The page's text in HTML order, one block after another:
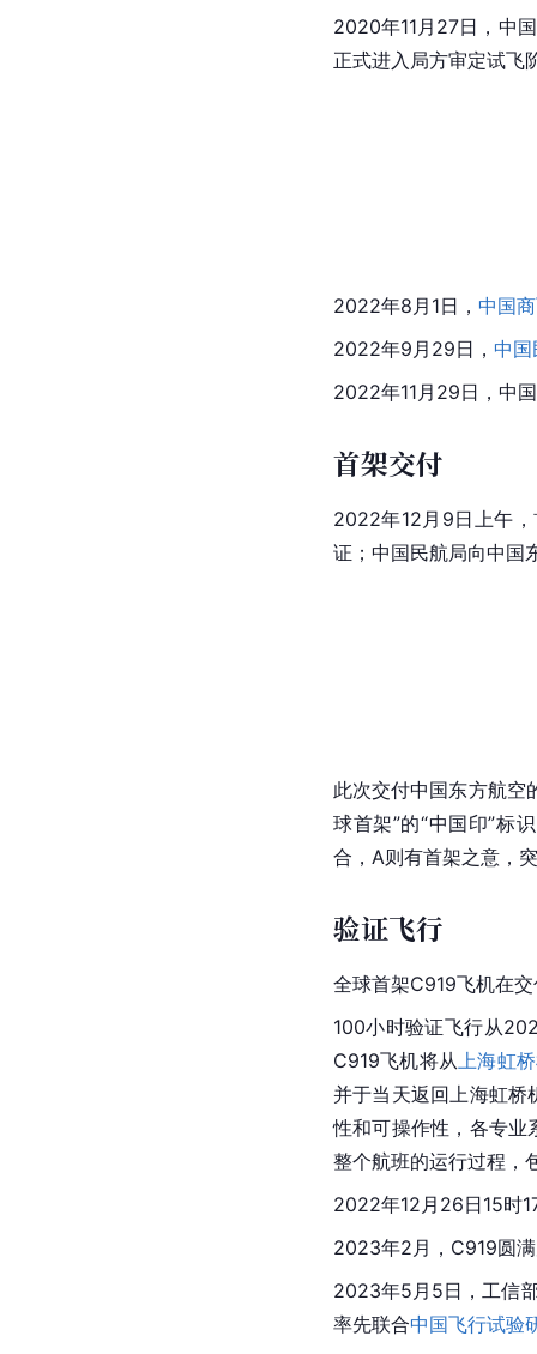
2020年11月27日，中
正式进入局方审定试飞
2022年8月1日， 中国
2022年9月29日， 中国
2022年11月29日，中
首架交付
2022年12月9日上午
证；中国民航局向中国
此次交付中国东方航空
球首架”的“中国印”标
合，A则有首架之意，
验证飞行
全球首架C919飞机在
100小时验证飞行从
C919飞机将从 上海虹
并于当天返回上海虹桥
性和可操作性，各专业
整个航班的运行过程，
2022年12月26日15时
2023年2月，C919圆
2023年5月5日，工信
率先联合中国飞行试验